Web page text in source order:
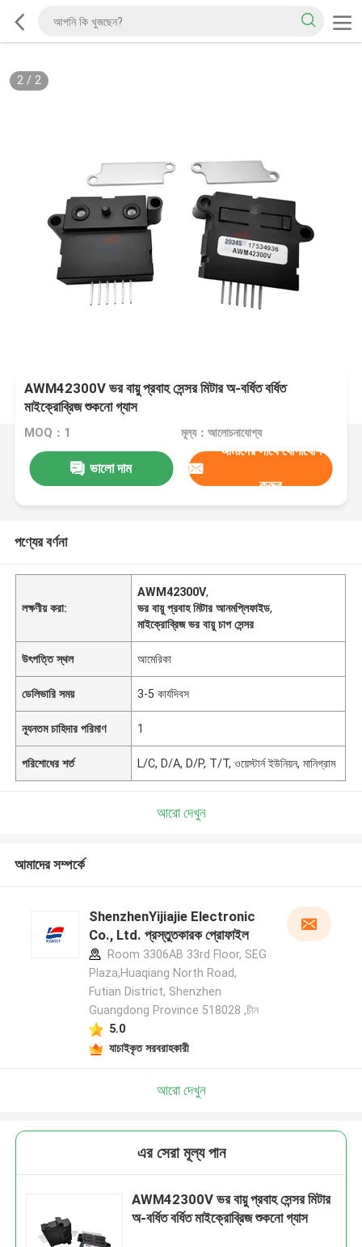
2/ 2
AWM42300V ভর বায়ু প্রবাহ সেন্সর মিটার অ-বর্ধিত বর্ধিত
মাইক্রোব্রিজ শুকনো গ্যাস
MOQ：1 মূল্য：আলোচনাযোগ্য
ভালো দাম
আমাদের সাথে যোগাযোগ
করুন
পণ্যের বর্ণনা
লক্ষণীয় করা:
AWM42300V,
ভর বায়ু প্রবাহ মিটার আনমপ্লিফাইড,
মাইক্রোব্রিজ ভর বায়ু চাপ সেন্সর
উৎপত্তি স্থল আমেরিকা
ডেলিভারি সময় 3-5 কার্যদিবস
ন্যূনতম চাহিদার পরিমাণ 1
পরিশোধের শর্ত L/C, D/A, D/P, T/T, ওয়েস্টার্ন ইউনিয়ন, মানিগ্রাম
আরো দেখুন
আমাদের সম্পর্কে
ShenzhenYijiajie Electronic
Co., Ltd. প্রস্তুতকারক প্রোফাইল
Room 3306AB 33rd Floor, SEG
Plaza,Huaqiang North Road,
Futian District, Shenzhen
Guangdong Province 518028 ,চীন
5.0
যাচাইকৃত সরবরাহকারী
আরো দেখুন
এর সেরা মূল্য পান
AWM42300V ভর বায়ু প্রবাহ সেন্সর মিটার
অ-বর্ধিত বর্ধিত মাইক্রোব্রিজ শুকনো গ্যাস